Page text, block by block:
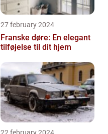
27 february 2024
Franske døre: En elegant
tilføjelse til dit hjem